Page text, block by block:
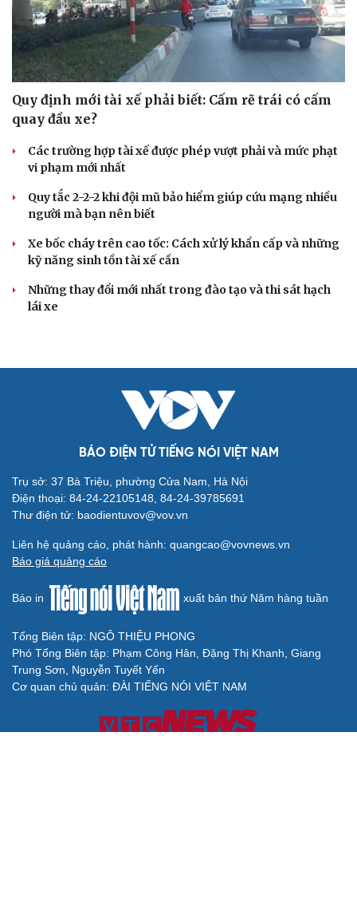
Quy định mới tài xế phải biết: Cấm rẽ trái có cấm
quay đầu xe?
Các trường hợp tài xế được phép vượt phải và mức phạt
vi phạm mới nhất
Quy tắc 2-2-2 khi đội mũ bảo hiểm giúp cứu mạng nhiều
người mà bạn nên biết
Xe bốc cháy trên cao tốc: Cách xử lý khẩn cấp và những
kỹ năng sinh tồn tài xế cần
Những thay đổi mới nhất trong đào tạo và thi sát hạch
lái xe
BÁO ĐIỆN TỬ TIẾNG NÓI VIỆT NAM
Trụ sở: 37 Bà Triệu, phường Cửa Nam, Hà Nội
Điện thoại: 84-24-22105148, 84-24-39785691
Thư điện tử: baodientuvov@vov.vn
Liên hệ quảng cáo, phát hành: quangcao@vovnews.vn
Báo giá quảng cáo
Báo in xuất bản thứ Năm hàng tuần
Tổng Biên tập: NGÔ THIỆU PHONG
Phó Tổng Biên tập: Phạm Công Hân, Đặng Thị Khanh, Giang
Trung Sơn, Nguyễn Tuyết Yến
Cơ quan chủ quản: ĐÀI TIẾNG NÓI VIỆT NAM